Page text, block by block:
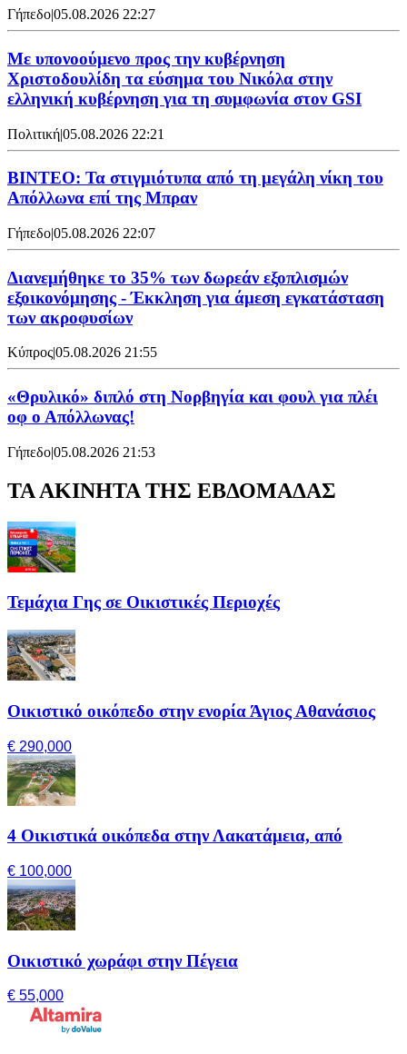
Γήπεδο|05.08.2026 22:27
Με υπονοούμενο προς την κυβέρνηση
Χριστοδουλίδη τα εύσημα του Νικόλα στην
ελληνική κυβέρνηση για τη συμφωνία στον GSI
Πολιτική|05.08.2026 22:21
ΒΙΝΤΕΟ: Τα στιγμιότυπα από τη μεγάλη νίκη του
Απόλλωνα επί της Μπραν
Γήπεδο|05.08.2026 22:07
Διανεμήθηκε το 35% των δωρεάν εξοπλισμών
εξοικονόμησης - Έκκληση για άμεση εγκατάσταση
των ακροφυσίων
Κύπρος05.08.2026 21:55
«Θρυλικό» διπλό στη Νορβηγία και φουλ για πλέι
οφ ο Απόλλωνας!
Γήπεδο|05.08.2026 21:53
ΤΑ ΑΚΙΝΗΤΑ ΤΗΣ ΕΒΔΟΜΑΔΑΣ
Τεμάχια Γης σε Οικιστικές Περιοχές
Οικιστικό οικόπεδο στην ενορία Άγιος Αθανάσιος
€ 290,000
4 Οικιστικά οικόπεδα στην Λακατάμεια, από
€ 100,000
Οικιστικό χωράφι στην Πέγεια
€ 55,000